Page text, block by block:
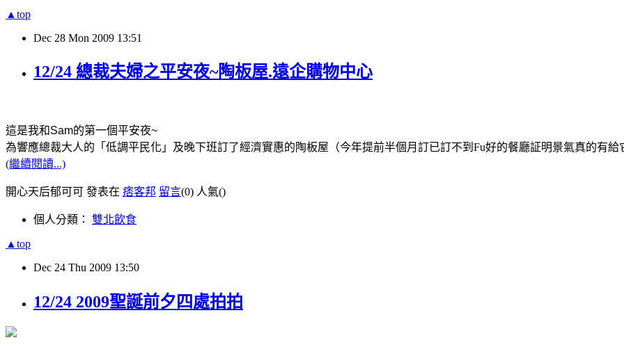
▲top
Dec 28 Mon 2009 13:51
12/24 總裁夫婦之平安夜~陶板屋.遠企購物中心
這是我和Sam的第一個平安夜~
為響應總裁大人的「低調平民化」及晚下班訂了經濟實惠的陶板屋（今年提前半個月訂已訂不到 Fu好的餐廳証明景氣真的有給
(繼續閱讀...)
開心天后郁可可 發表在 痞客邦 留言(0) 人氣()
個人分類： 雙北飲食
▲top
Dec 24 Thu 2009 13:50
12/24 2009聖誕前夕四處拍拍